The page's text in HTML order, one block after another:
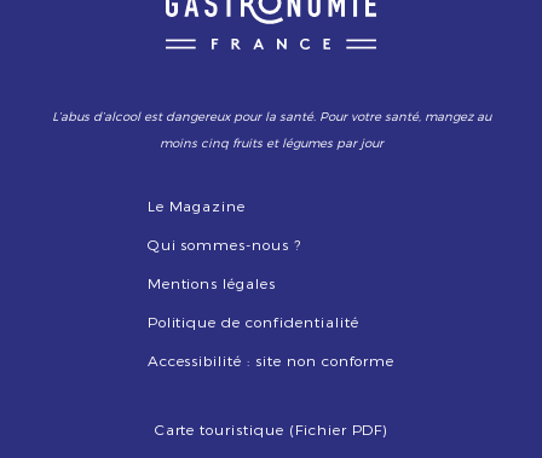
L’abus d’alcool est dangereux pour la santé. Pour votre santé, mangez au
moins cinq fruits et légumes par jour
Le Magazine
Qui sommes-nous ?
Mentions légales
Politique de confidentialité
Accessibilité : site non conforme
Carte touristique (Fichier PDF)